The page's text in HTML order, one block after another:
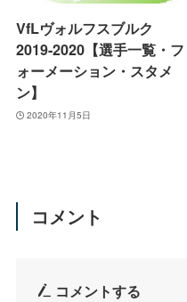
VfLヴォルフスブルク
2019-2020【選手一覧・フ
ォーメーション・スタメ
ン】
2020年11月5日
コメント
コメントする